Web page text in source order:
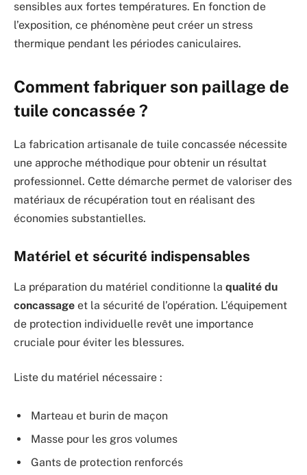
sensibles aux fortes températures. En fonction de
l’exposition, ce phénomène peut créer un stress
thermique pendant les périodes caniculaires.
Comment fabriquer son paillage de
tuile concassée ?
La fabrication artisanale de tuile concassée nécessite
une approche méthodique pour obtenir un résultat
professionnel. Cette démarche permet de valoriser des
matériaux de récupération tout en réalisant des
économies substantielles.
Matériel et sécurité indispensables
La préparation du matériel conditionne la qualité du
concassage et la sécurité de l’opération. L’équipement
de protection individuelle revêt une importance
cruciale pour éviter les blessures.
Liste du matériel nécessaire :
Marteau et burin de maçon
Masse pour les gros volumes
Gants de protection renforcés